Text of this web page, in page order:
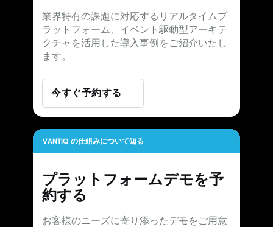
業界特有の課題に対応するリアルタイムプ
ラットフォーム、イベント駆動型アーキテ
クチャを活用した導入事例をご紹介いたし
ます。
今すぐ予約する
VANTIQ の仕組みについて知る
プラットフォームデモを予
約する
お客様のニーズに寄り添ったデモをご用意